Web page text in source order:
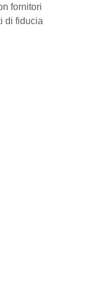
fornitori
di fiducia